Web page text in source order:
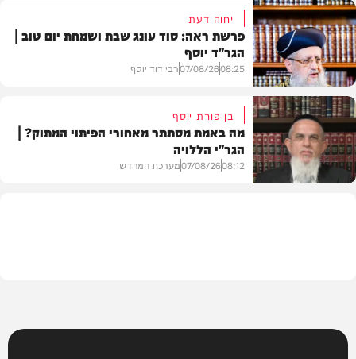
חדשות
וידאו
יחוה דעת
פרשת ראה: סוד עונג שבת ושמחת יום טוב |
הגר"ד יוסף
08:25
07/08/26רבי דוד יוסף
בן פורת יוסף
מה באמת מסתתר מאחורי הפיתוי המתוק? |
הגר"י הללויה
08:12
07/08/26מערכת המחדש